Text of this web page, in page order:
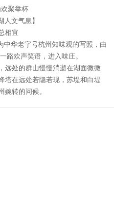
欢聚举杯
人文气息】
相宜
中华老字号杭州知味观的写照，由
路欢声笑语，进入味庄。
远处的群山慢慢消逝在湖面微微
塔在远处若隐若现，苏堤和白堤
婉转的问候。